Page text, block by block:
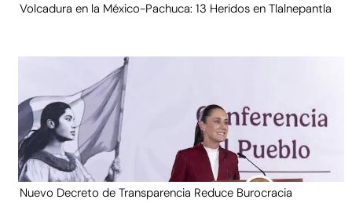
Volcadura en la México-Pachuca: 13 Heridos en Tlalnepantla
Nuevo Decreto de Transparencia Reduce Burocracia